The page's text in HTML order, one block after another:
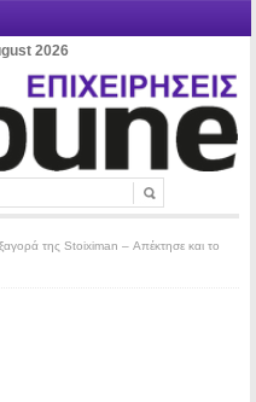
2026
της Stoiximan – Απέκτησε και το